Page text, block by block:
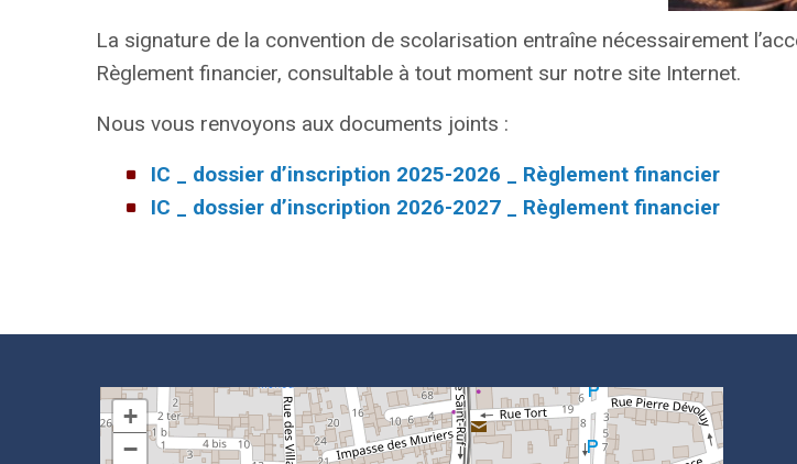
La signature de la convention de scolarisation entraîne nécessairement
Règlement financier, consultable à tout moment sur notre site Internet.
Nous vous renvoyons aux documents joints :
IC _ dossier d’inscription 2025-2026 _ Règlement financier
IC _ dossier d’inscription 2026-2027 _ Règlement financier
+
−